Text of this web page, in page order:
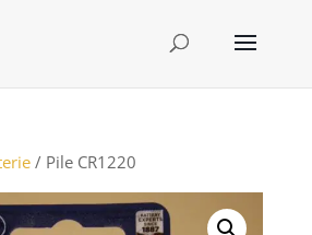
/ Pile CR1220